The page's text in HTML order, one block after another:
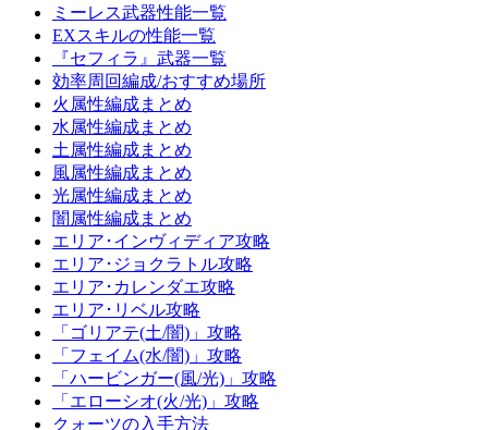
ミーレス武器性能一覧
EXスキルの性能一覧
『セフィラ』武器一覧
効率周回編成/おすすめ場所
火属性編成まとめ
水属性編成まとめ
土属性編成まとめ
風属性編成まとめ
光属性編成まとめ
闇属性編成まとめ
エリア･インヴィディア攻略
エリア･ジョクラトル攻略
エリア･カレンダエ攻略
エリア･リベル攻略
「ゴリアテ(土/闇)」攻略
「フェイム(水/闇)」攻略
「ハービンガー(風/光)」攻略
「エローシオ(火/光)」攻略
クォーツの入手方法